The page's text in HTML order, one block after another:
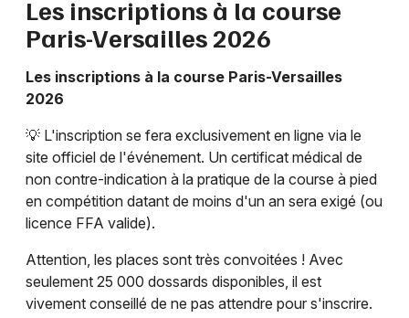
Les inscriptions à la course
Paris-Versailles 2026
Les inscriptions à la course Paris-Versailles
2026
💡 L'inscription se fera exclusivement en ligne via le
site officiel de l'événement. Un certificat médical de
non contre-indication à la pratique de la course à pied
en compétition datant de moins d'un an sera exigé (ou
licence FFA valide).
Attention, les places sont très convoitées ! Avec
seulement 25 000 dossards disponibles, il est
vivement conseillé de ne pas attendre pour s'inscrire.